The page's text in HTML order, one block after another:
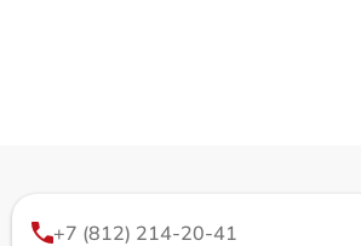
+7 (812) 214-20-41